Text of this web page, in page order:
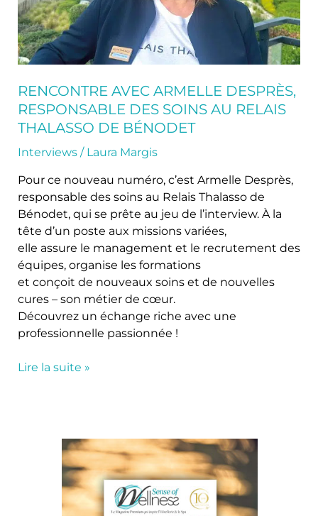
RENCONTRE AVEC ARMELLE DESPRÈS,
RESPONSABLE DES SOINS AU RELAIS
THALASSO DE BÉNODET
Interviews/ Laura Margis
Pour ce nouveau numéro, c’est Armelle Desprès,
responsable des soins au Relais Thalasso de
Bénodet, qui se prête au jeu de l’interview. À la
tête d’un poste aux missions variées,
elle assure le management et le recrutement des
équipes, organise les formations
et conçoit de nouveaux soins et de nouvelles
cures – son métier de cœur.
Découvrez un échange riche avec une
professionnelle passionnée !
Relais
Thalasso
de
Lire la suite »